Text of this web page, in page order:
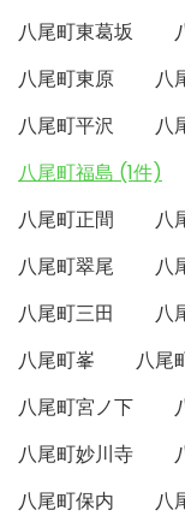
八尾町東葛坂
八尾町東原
八
八尾町平沢
八
八尾町福島 (1件)
八尾町正間
八
八尾町翠尾
八
八尾町三田
八
八尾町峯
八尾
八尾町宮ノ下
八尾町妙川寺
八尾町保内
八